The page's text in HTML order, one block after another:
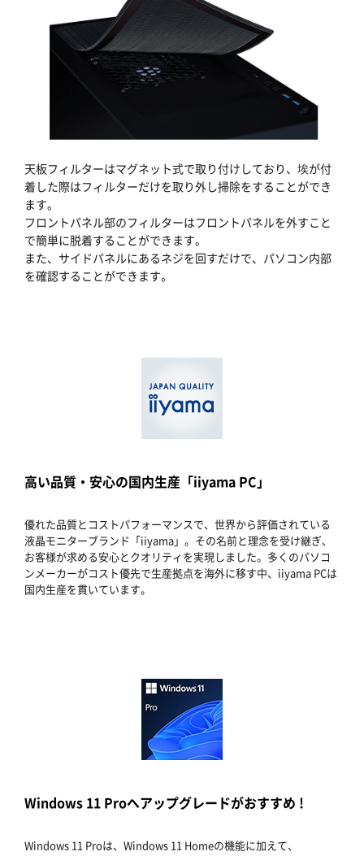
天板フィルターはマグネット式で取り付けしており、埃が付
着した際はフィルターだけを取り外し掃除をすることができ
ます。
フロントパネル部のフィルターはフロントパネルを外すこと
で簡単に脱着することができます。
また、サイドパネルにあるネジを回すだけで、パソコン内部
を確認することができます。
高い品質・安心の国内生産「iiyama PC」
優れた品質とコストパフォーマンスで、世界から評価されている
液晶モニターブランド「iiyama」。その名前と理念を受け継ぎ、
お客様が求める安心とクオリティを実現しました。多くのパソコ
ンメーカーがコスト優先で生産拠点を海外に移す中、iiyama PCは
国内生産を貫いています。
Windows 11 Proへアップグレードがおすすめ !
Windows 11 Proは、Windows 11 Homeの機能に加えて、